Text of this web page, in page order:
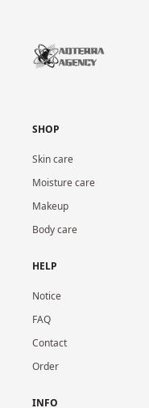
SHOP
Skin care
Moisture care
Makeup
Body care
HELP
Notice
FAQ
Contact
Order
INFO